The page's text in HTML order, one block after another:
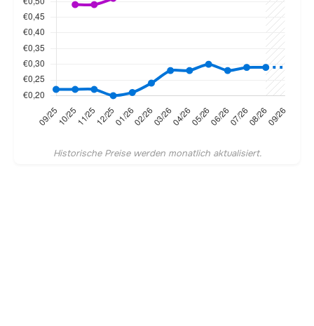
Historische Preise werden monatlich aktualisiert.